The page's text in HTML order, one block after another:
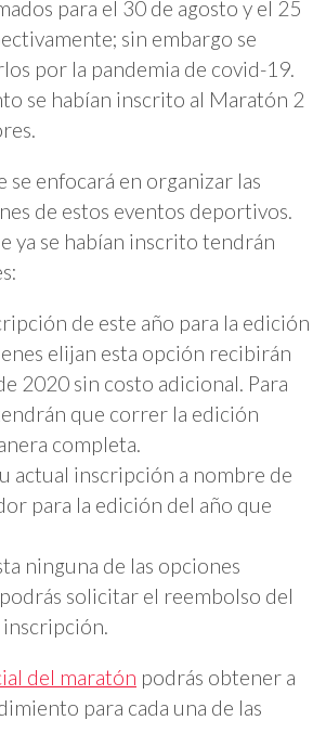
para el 30 de agosto y el 25
sin embargo se
por la pandemia de covid-19.
se habían inscrito al Maratón 2
enfocará en organizar las
de estos eventos deportivos.
ya se habían inscrito tendrán
de este año para la edición
elijan esta opción recibirán
2020 sin costo adicional. Para
que correr la edición
completa.
actual inscripción a nombre de
para la edición del año que
ninguna de las opciones
solicitar el reembolso del
inscripción.
del maratón podrás obtener a
para cada una de las